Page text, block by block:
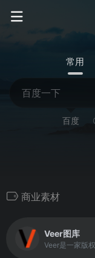
常用
百度
商业素材
Veer图库